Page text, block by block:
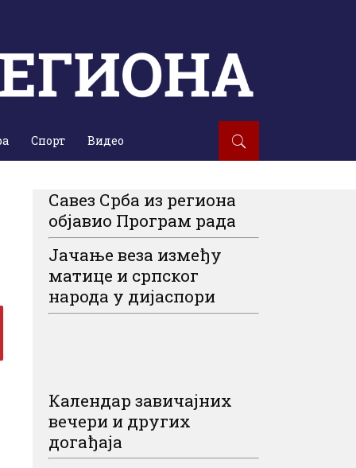
Спорт Видео
Савез Срба из региона
објавио Програм рада
Јачање веза између
матице и српског
народа у дијаспори
Календар завичајних
вечери и других
догађаја